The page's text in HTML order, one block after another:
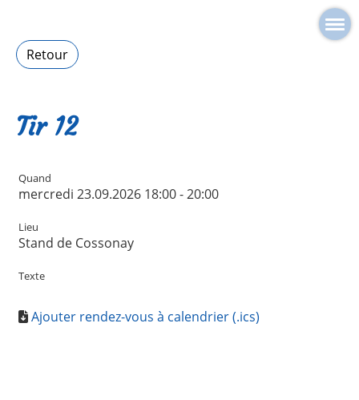
Retour
Tir 12
Quand
mercredi 23.09.2026 18:00 - 20:00
Lieu
Stand de Cossonay
Texte
Ajouter rendez-vous à calendrier (.ics)